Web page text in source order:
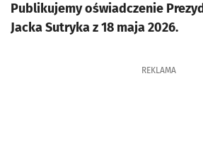
Publikujemy oświadczenie
Jacka Sutryka z 18 maja 2026.
REKLAMA